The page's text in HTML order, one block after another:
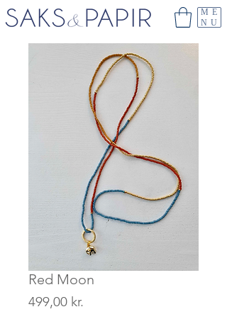
ME
NU
Red Moon
499,00 kr.